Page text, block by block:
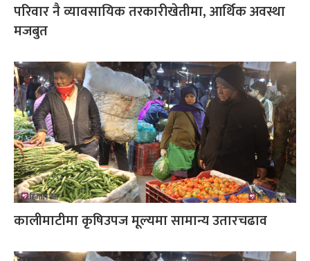
परिवार नै व्यावसायिक तरकारीखेतीमा, आर्थिक अवस्था
मजबुत
कालीमाटीमा कृषिउपज मूल्यमा सामान्य उतारचढाव